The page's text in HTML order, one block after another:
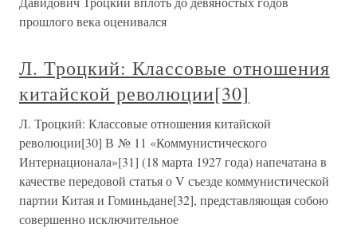
прошлого века оценивался
Л. Троцкий: Классовые отношения
китайской революции[30]
Л. Троцкий: Классовые отношения китайской
революции[30] В № 11 «Коммунистического
Интернационала»[31] (18 марта 1927 года) напечатана в
качестве передовой статья о V съезде коммунистической
партии Китая и Гоминьдане[32], представляющая собою
совершенно исключительное